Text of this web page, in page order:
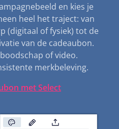
en kies je
heel het traject: van
(digitaal of fysiek) tot de
van de cadeaubon.
of video.
merkbeleving.
met Select